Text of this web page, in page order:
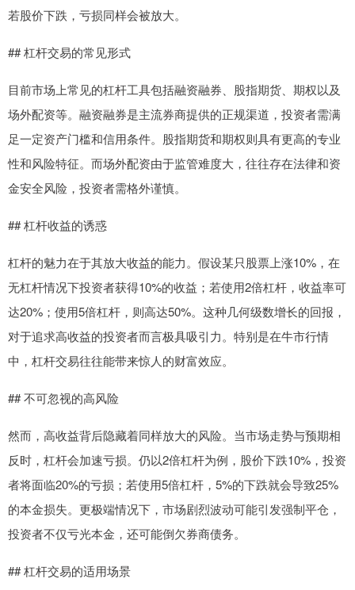
若股价下跌，亏损同样会被放大。
## 杠杆交易的常见形式
目前市场上常见的杠杆工具包括融资融券、股指期货、期权以及
场外配资等。融资融券是主流券商提供的正规渠道，投资者需满
足一定资产门槛和信用条件。股指期货和期权则具有更高的专业
性和风险特征。而场外配资由于监管难度大，往往存在法律和资
金安全风险，投资者需格外谨慎。
## 杠杆收益的诱惑
杠杆的魅力在于其放大收益的能力。假设某只股票上涨10%，在
无杠杆情况下投资者获得10%的收益；若使用2倍杠杆，收益率可
达20%；使用5倍杠杆，则高达50%。这种几何级数增长的回报，
对于追求高收益的投资者而言极具吸引力。特别是在牛市行情
中，杠杆交易往往能带来惊人的财富效应。
## 不可忽视的高风险
然而，高收益背后隐藏着同样放大的风险。当市场走势与预期相
反时，杠杆会加速亏损。仍以2倍杠杆为例，股价下跌10%，投资
者将面临20%的亏损；若使用5倍杠杆，5%的下跌就会导致25%
的本金损失。更极端情况下，市场剧烈波动可能引发强制平仓，
投资者不仅亏光本金，还可能倒欠券商债务。
## 杠杆交易的适用场景